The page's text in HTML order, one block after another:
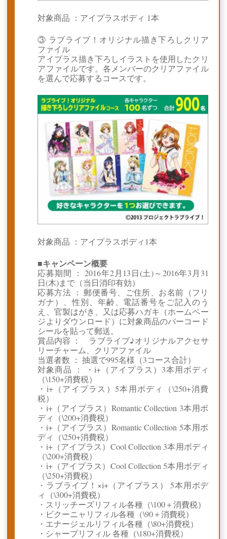
対象商品 ：アイプラスボディ 1本
③ ラブライブ！オリジナル描き下ろしクリア
ファイル
アイプラス描き下ろしイラストを使用したクリ
アファイルです。各メンバーのクリアファイル
を選んで応募するコースです。
対象商品 ：アイプラスボディ1本
■キャンペーン概要
応募期間 ： 2016年2月13日(土)～2016年3月31
日(木)まで（当日消印有効）
応募方法 ： 郵便番号、ご住所、お名前（フリ
ガナ）、性別、年齢、電話番号をご記入のう
え、官製はがき、又は応募ハガキ（ホームペー
ジよりダウンロード）に対象商品のバーコード
シールを貼って郵送。
賞品内容 ： ラブライブ♪オリジナルアクセサ
リーチャーム、クリアファイル
当選者数 ： 抽選で995名様（3コース合計）
対象商品 ： ・i+（アイプラス）3本用ボディ
（\150+消費税）
・i+（アイプラス）5本用ボディ（\250+消費
税）
・i+（アイプラス）Romantic Collection 3本用ボ
ディ（\200+消費税）
・i+（アイプラス）Romantic Collection 5本用ボ
ディ（\250+消費税）
・i+（アイプラス）Cool Collection 3本用ボディ
（\200+消費税）
・i+（アイプラス）Cool Collection 5本用ボディ
（\250+消費税）
・ラブライブ！×i+（アイプラス） 5本用ボデ
ィ（\300+消費税）
・スリッチーズリフィル各種（\100＋消費税）
・ビクーニャリフィル各種（\90＋消費税）
・エナージェルリフィル各種（\80+消費税）
・シャープリフィル 各種（\180+消費税）